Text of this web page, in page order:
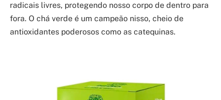
radicais livres, protegendo nosso corpo de dentro para
fora. O chá verde é um campeão nisso, cheio de
antioxidantes poderosos como as catequinas.